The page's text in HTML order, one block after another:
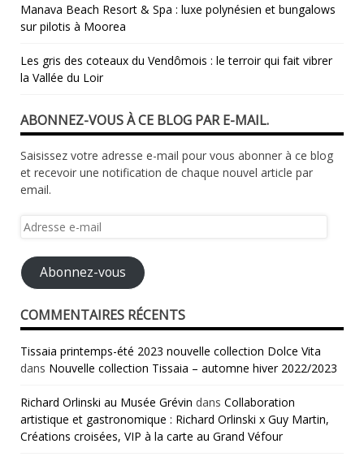
Manava Beach Resort & Spa : luxe polynésien et bungalows
sur pilotis à Moorea
Les gris des coteaux du Vendômois : le terroir qui fait vibrer
la Vallée du Loir
ABONNEZ-VOUS À CE BLOG PAR E-MAIL.
Saisissez votre adresse e-mail pour vous abonner à ce blog
et recevoir une notification de chaque nouvel article par
email.
Adresse
mail
Abonnez-vous
COMMENTAIRES RÉCENTS
Tissaia printemps-été 2023 nouvelle collection Dolce Vita
dans Nouvelle collection Tissaia – automne hiver 2022/2023
Richard Orlinski au Musée Grévin dans Collaboration
artistique et gastronomique : Richard Orlinski x Guy Martin,
Créations croisées, VIP à la carte au Grand Véfour